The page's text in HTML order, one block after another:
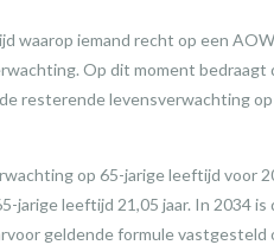
waarop iemand recht op een
Op dit moment bedraagt
resterende levensverwachting
op 65-jarige leeftijd voor
leeftijd 21,05 jaar. In 2034 is
geldende formule vastgesteld